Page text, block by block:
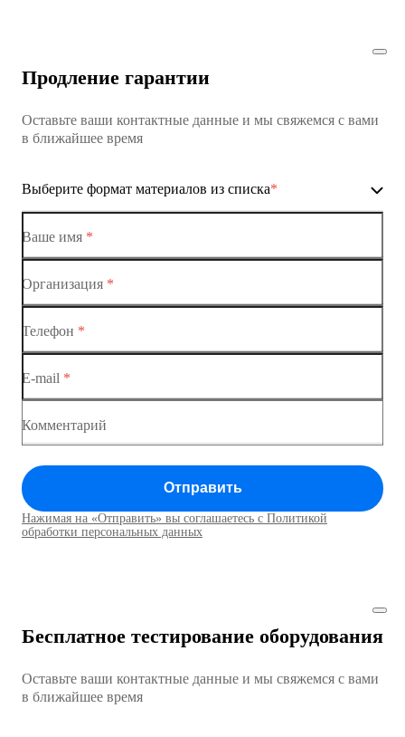
Коммутатор доступа MES1428
Коммутатор доступа MES1428
Коммутаторы доступа
Коммутатор доступа MES1428-03
Коммутатор доступа MES1428-04
Продление гарантии
Оставьте ваши контактные данные и мы свяжемся с вами
в ближайшее время
Выберите формат материалов из списка*
Ethernet-коммутаторы
Коммутатор доступа MES1428
Коммутатор доступа MES1428
Коммутаторы доступа01
Коммутатор доступа MES1428
Коммутатор доступа MES1428
Ваше имя *
Организация *
Телефон *
E-mail *
Комментарий
Отправить
Нажимая на «Отправить» вы соглашаетесь с Политикой
обработки персональных данных
Бесплатное тестирование оборудования
Оставьте ваши контактные данные и мы свяжемся с вами
в ближайшее время